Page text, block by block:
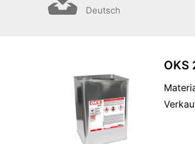
Deutsch
OKS